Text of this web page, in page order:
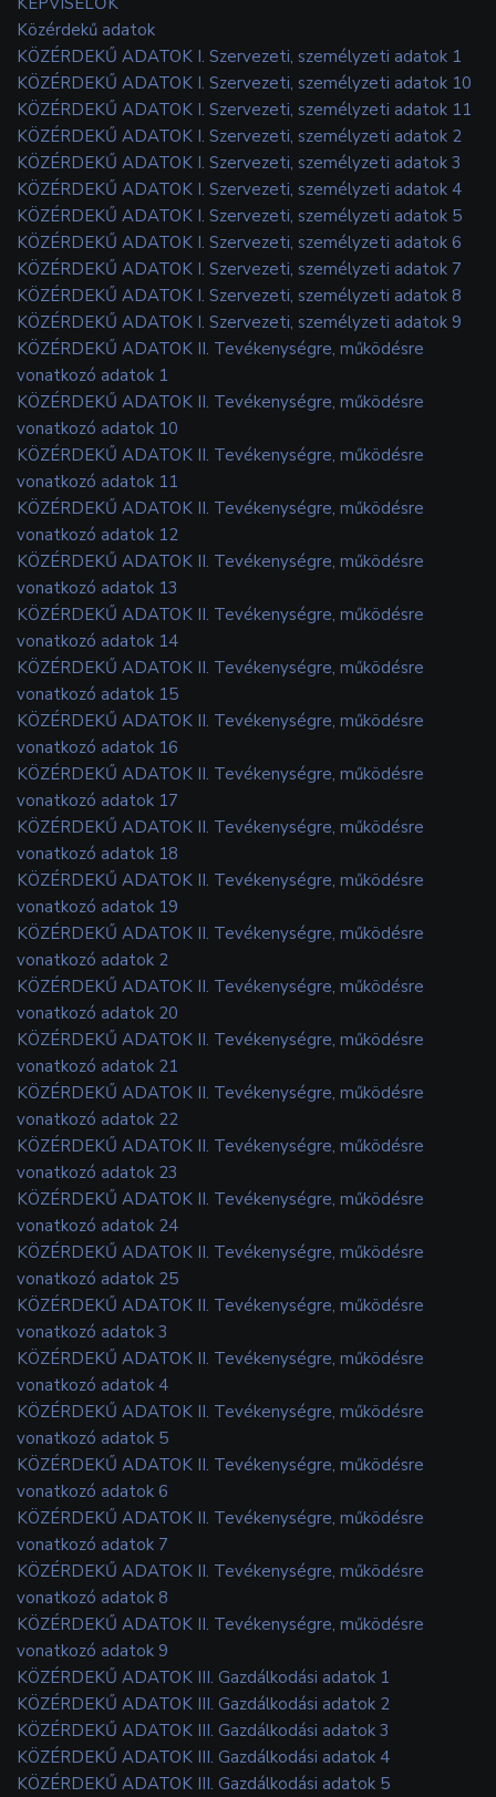
Közérdekű adatok
KÖZÉRDEKŰ ADATOK I. Szervezeti, személyzeti adatok 1
KÖZÉRDEKŰ ADATOK I. Szervezeti, személyzeti adatok 10
KÖZÉRDEKŰ ADATOK I. Szervezeti, személyzeti adatok 11
KÖZÉRDEKŰ ADATOK I. Szervezeti, személyzeti adatok 2
KÖZÉRDEKŰ ADATOK I. Szervezeti, személyzeti adatok 3
KÖZÉRDEKŰ ADATOK I. Szervezeti, személyzeti adatok 4
KÖZÉRDEKŰ ADATOK I. Szervezeti, személyzeti adatok 5
KÖZÉRDEKŰ ADATOK I. Szervezeti, személyzeti adatok 6
KÖZÉRDEKŰ ADATOK I. Szervezeti, személyzeti adatok 7
KÖZÉRDEKŰ ADATOK I. Szervezeti, személyzeti adatok 8
KÖZÉRDEKŰ ADATOK I. Szervezeti, személyzeti adatok 9
KÖZÉRDEKŰ ADATOK II. Tevékenységre, működésre
vonatkozó adatok 1
KÖZÉRDEKŰ ADATOK II. Tevékenységre, működésre
vonatkozó adatok 10
KÖZÉRDEKŰ ADATOK II. Tevékenységre, működésre
vonatkozó adatok 11
KÖZÉRDEKŰ ADATOK II. Tevékenységre, működésre
vonatkozó adatok 12
KÖZÉRDEKŰ ADATOK II. Tevékenységre, működésre
vonatkozó adatok 13
KÖZÉRDEKŰ ADATOK II. Tevékenységre, működésre
vonatkozó adatok 14
KÖZÉRDEKŰ ADATOK II. Tevékenységre, működésre
vonatkozó adatok 15
KÖZÉRDEKŰ ADATOK II. Tevékenységre, működésre
vonatkozó adatok 16
KÖZÉRDEKŰ ADATOK II. Tevékenységre, működésre
vonatkozó adatok 17
KÖZÉRDEKŰ ADATOK II. Tevékenységre, működésre
vonatkozó adatok 18
KÖZÉRDEKŰ ADATOK II. Tevékenységre, működésre
vonatkozó adatok 19
KÖZÉRDEKŰ ADATOK II. Tevékenységre, működésre
vonatkozó adatok 2
KÖZÉRDEKŰ ADATOK II. Tevékenységre, működésre
vonatkozó adatok 20
KÖZÉRDEKŰ ADATOK II. Tevékenységre, működésre
vonatkozó adatok 21
KÖZÉRDEKŰ ADATOK II. Tevékenységre, működésre
vonatkozó adatok 22
KÖZÉRDEKŰ ADATOK II. Tevékenységre, működésre
vonatkozó adatok 23
KÖZÉRDEKŰ ADATOK II. Tevékenységre, működésre
vonatkozó adatok 24
KÖZÉRDEKŰ ADATOK II. Tevékenységre, működésre
vonatkozó adatok 25
KÖZÉRDEKŰ ADATOK II. Tevékenységre, működésre
vonatkozó adatok 3
KÖZÉRDEKŰ ADATOK II. Tevékenységre, működésre
vonatkozó adatok 4
KÖZÉRDEKŰ ADATOK II. Tevékenységre, működésre
vonatkozó adatok 5
KÖZÉRDEKŰ ADATOK II. Tevékenységre, működésre
vonatkozó adatok 6
KÖZÉRDEKŰ ADATOK II. Tevékenységre, működésre
vonatkozó adatok 7
KÖZÉRDEKŰ ADATOK II. Tevékenységre, működésre
vonatkozó adatok 8
KÖZÉRDEKŰ ADATOK II. Tevékenységre, működésre
vonatkozó adatok 9
KÖZÉRDEKŰ ADATOK III. Gazdálkodási adatok 1
KÖZÉRDEKŰ ADATOK III. Gazdálkodási adatok 2
KÖZÉRDEKŰ ADATOK III. Gazdálkodási adatok 3
KÖZÉRDEKŰ ADATOK III. Gazdálkodási adatok 4
KÖZÉRDEKŰ ADATOK III. Gazdálkodási adatok 5